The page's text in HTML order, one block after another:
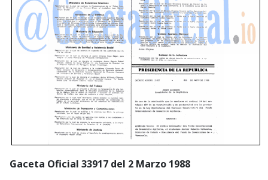
Gaceta Oficial 33917 del 2 Marzo 1988